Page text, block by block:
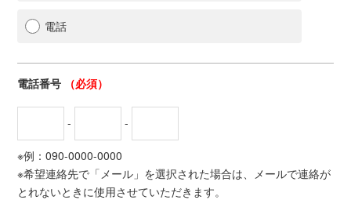
電話
電話番号 （必須）
- -
※例：090-0000-0000
※希望連絡先で「メール」を選択された場合は、メールで連絡が
とれないときに使用させていただきます。